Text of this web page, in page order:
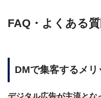
FAQ・よくある質
DMで集客するメリ